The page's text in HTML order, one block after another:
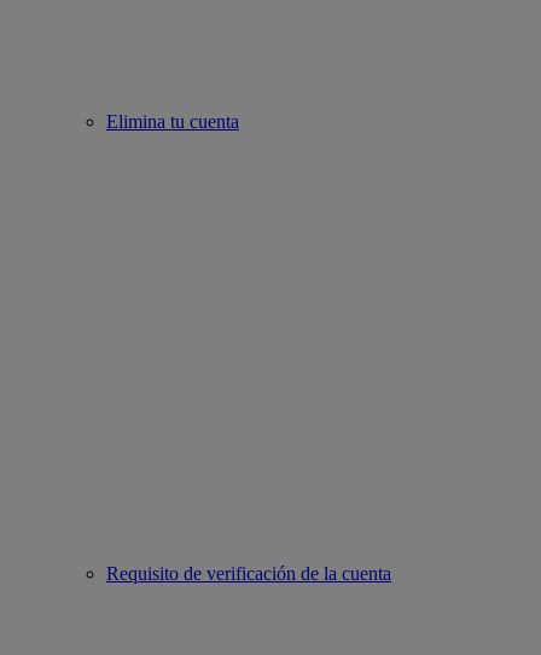
Elimina tu cuenta
Requisito de verificación de la cuenta